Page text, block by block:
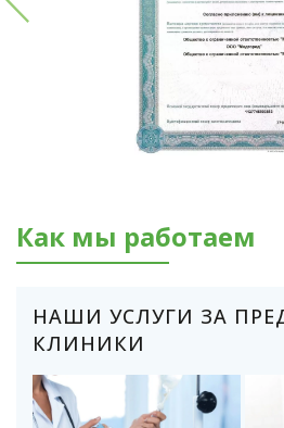
Как мы работаем
НАШИ УСЛУГИ ЗА
КЛИНИКИ